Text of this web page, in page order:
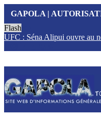
GAPOLA |
Flash
UFC : Séna Alipui ouvre au